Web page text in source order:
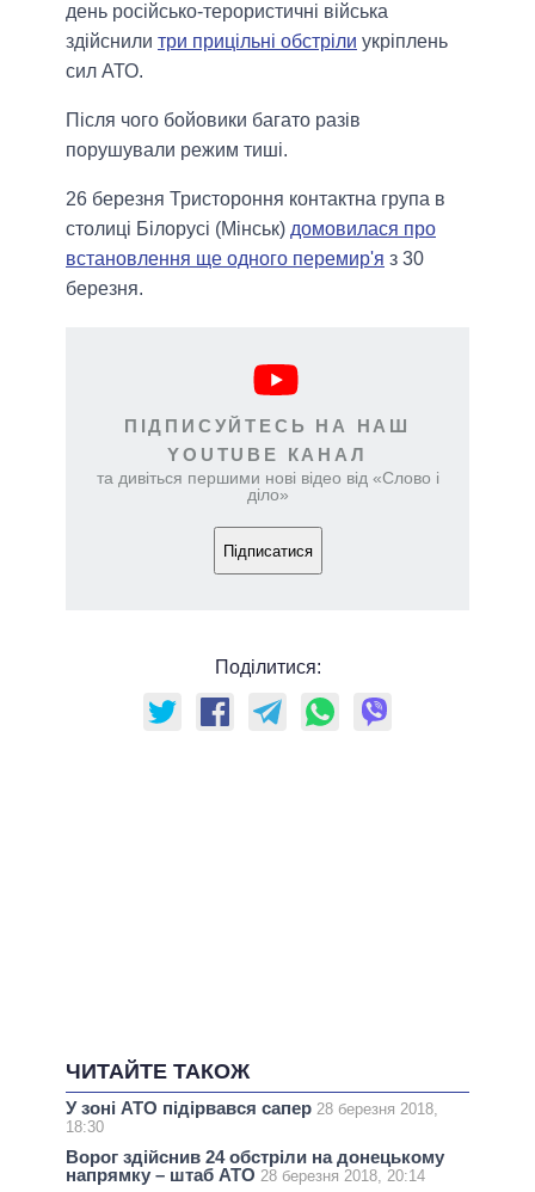
день російсько-терористичні війська
здійснили три прицільні обстріли укріплень
сил АТО.
Після чого бойовики багато разів
порушували режим тиші.
26 березня Тристороння контактна група в
столиці Білорусі (Мінськ) домовилася про
встановлення ще одного перемир'я з 30
березня.
ПІДПИСУЙТЕСЬ НА НАШ
YOUTUBE КАНАЛ
та дивіться першими нові відео від «Слово і
діло»
Підписатися
Поділитися:
ЧИТАЙТЕ ТАКОЖ
У зоні АТО підірвався сапер 28 березня 2018,
18:30
Ворог здійснив 24 обстріли на донецькому
напрямку – штаб АТО 28 березня 2018, 20:14